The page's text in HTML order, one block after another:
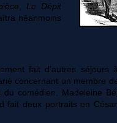
Le Dépit
néanmoins
fait d’autres séjours
concernant un membre
du comédien. Madeleine
fait deux portraits en